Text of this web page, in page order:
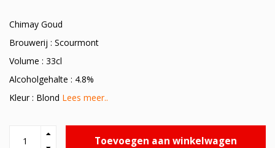
Chimay Goud
Brouwerij : Scourmont
Volume : 33cl
Alcoholgehalte : 4.8%
Kleur : Blond Lees meer..
Toevoegen aan winkelwagen